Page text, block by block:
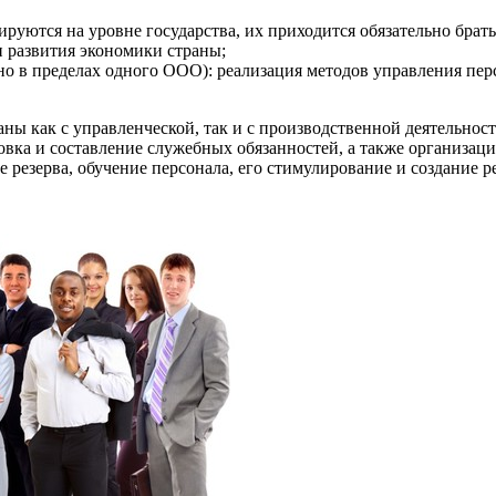
на уровне государства, их приходится обязательно
экономики страны;
в пределах одного ООО): реализация методов управления
как с управленческой, так и с производственной
и составление служебных обязанностей, а также
обучение персонала, его стимулирование и